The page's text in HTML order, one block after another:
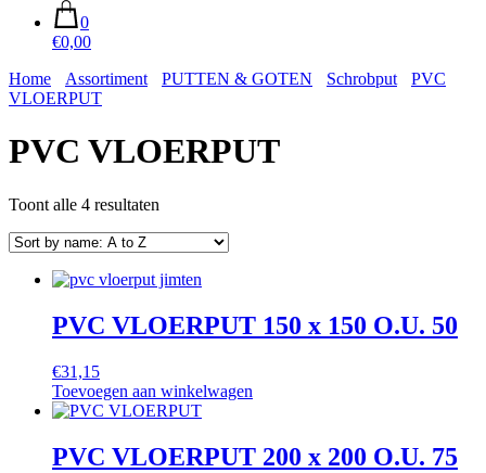
0
€0,00
Home
Assortiment PUTTEN & GOTEN Schrobput
PVC
VLOERPUT
PVC VLOERPUT
Toont alle 4 resultaten
PVC VLOERPUT 150 x 150 O.U. 50
€31,15
Toevoegen aan winkelwagen
PVC VLOERPUT 200 x 200 O.U. 75